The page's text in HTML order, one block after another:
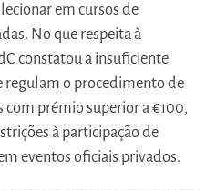
em cursos de
No que respeita à
constatou a insuficiente
regulam o procedimento de
com prémio superior a €100,
à participação de
eventos oficiais privados.